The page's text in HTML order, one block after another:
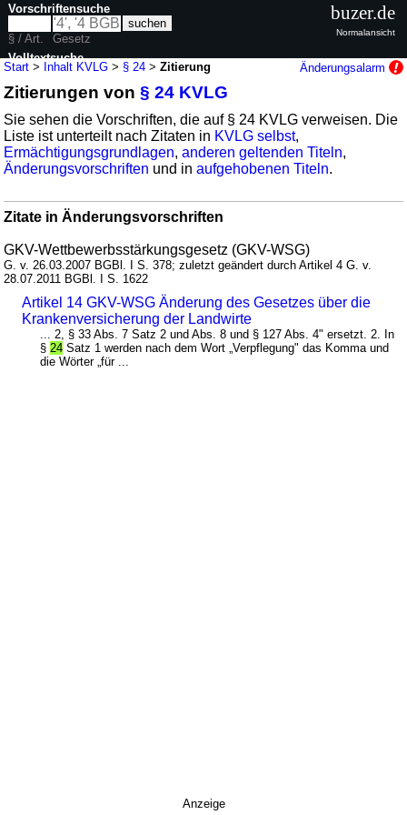
Start > Inhalt KVLG > § 24 >Zitierung Änderungsalarm
Zitierungen von§ 24 KVLG
Sie sehen die Vorschriften, die auf § 24 KVLG verweisen. Die
Liste ist unterteilt nach Zitaten in KVLG selbst,
Ermächtigungsgrundlagen,anderen geltenden Titeln,
Änderungsvorschriften und inaufgehobenen Titeln.
Zitate in Änderungsvorschriften
GKV-Wettbewerbsstärkungsgesetz (GKV-WSG)
G. v. 26.03.2007 BGBl. I S. 378; zuletzt geändert durch Artikel 4 G. v.
28.07.2011 BGBl. I S. 1622
Artikel 14 GKV-WSG Änderung des Gesetzes über die
Krankenversicherung der Landwirte
... 2, § 33 Abs. 7 Satz 2 und Abs. 8 und § 127 Abs. 4" ersetzt. 2. In
§ 24 Satz 1 werden nach dem Wort „Verpflegung" das Komma und
die Wörter „für ...
Vorschriftensuche
§ / Art.
Gesetz
Volltextsuche
nur in KVLG
buzer.de
Normalansicht
Anzeige